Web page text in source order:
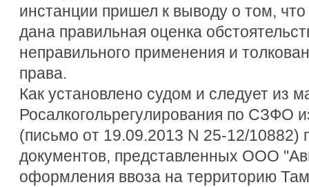
инстанции пришел к выводу о том,
дана правильная оценка
неправильного применения и
права.
Как установлено судом и следует из
Росалкогольрегулирования по СЗФО
(письмо от 19.09.2013 N 25-12/10882)
документов, представленных ООО
оформления ввоза на территорию